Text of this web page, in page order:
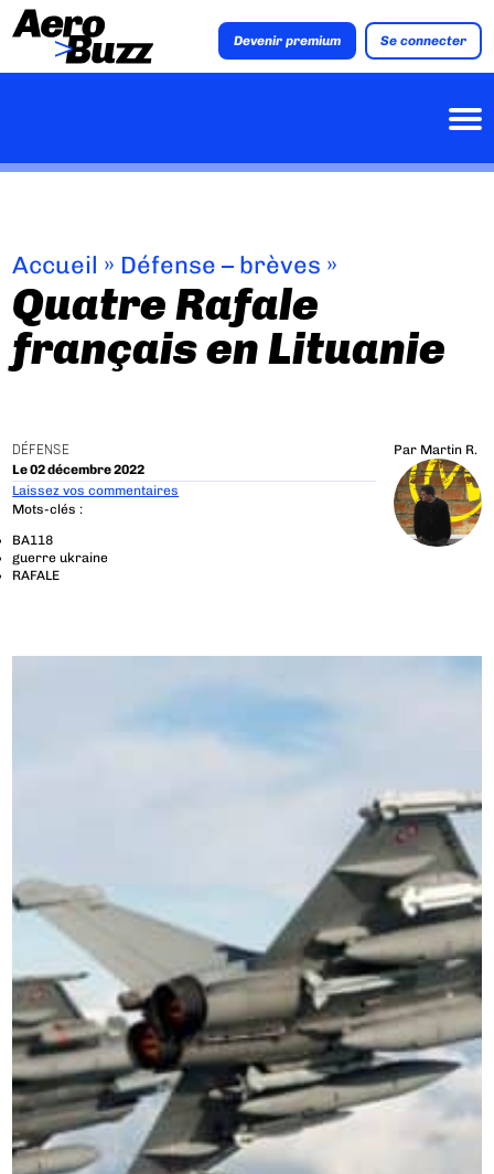
Devenir premium Se connecter
Accueil » Défense – brèves »
Quatre Rafale
français en Lituanie
DÉFENSE
Le 02 décembre 2022
Par Martin R.
Laissez vos commentaires
Mots-clés :
BA118
guerre ukraine
RAFALE